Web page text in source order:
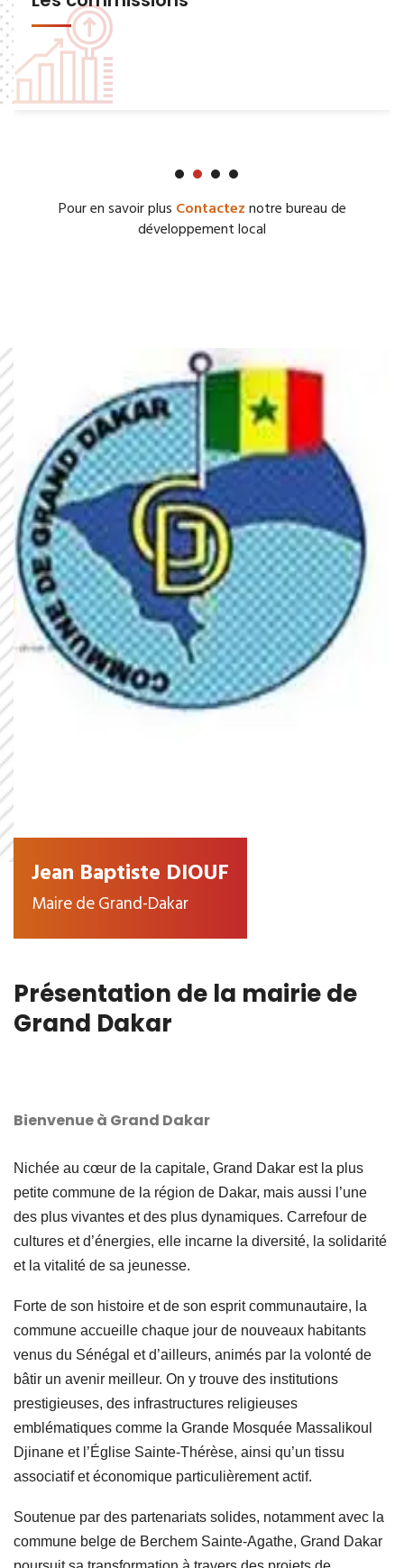
Pour en savoir plus Contacteznotre bureau de
développement local
Jean Baptiste DIOUF
Maire de Grand-Dakar
Présentation de la mairie de
Grand Dakar
Bienvenue à Grand Dakar
Nichée au cœur de la capitale, Grand Dakar est la plus
petite commune de la région de Dakar, mais aussi l’une
des plus vivantes et des plus dynamiques. Carrefour de
cultures et d’énergies, elle incarne la diversité, la solidarité
et la vitalité de sa jeunesse.
Forte de son histoire et de son esprit communautaire, la
commune accueille chaque jour de nouveaux habitants
venus du Sénégal et d’ailleurs, animés par la volonté de
bâtir un avenir meilleur. On y trouve des institutions
prestigieuses, des infrastructures religieuses
emblématiques comme la Grande Mosquée Massalikoul
Djinane et l’Église Sainte-Thérèse, ainsi qu’un tissu
associatif et économique particulièrement actif.
Soutenue par des partenariats solides, notamment avec la
commune belge de Berchem Sainte-Agathe, Grand Dakar